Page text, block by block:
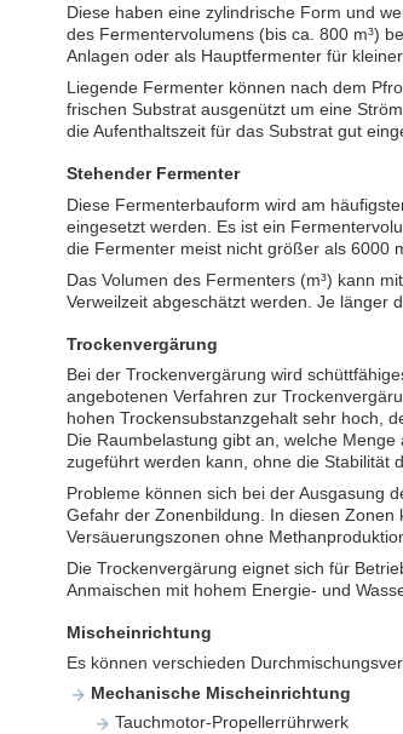
Diese haben eine zylindrische Form und
des Fermentervolumens (bis ca. 800 m³)
Anlagen oder als Hauptfermenter für
Liegende Fermenter können nach dem
frischen Substrat ausgenützt um eine
die Aufenthaltszeit für das Substrat gut
Stehender Fermenter
Diese Fermenterbauform wird am
eingesetzt werden. Es ist ein
die Fermenter meist nicht größer als 6000
Das Volumen des Fermenters (m³) kann
Verweilzeit abgeschätzt werden. Je länger
Trockenvergärung
Bei der Trockenvergärung wird
angebotenen Verfahren zur
hohen Trockensubstanzgehalt sehr hoch,
Die Raumbelastung gibt an, welche
zugeführt werden kann, ohne die Stabilität
Probleme können sich bei der Ausgasung
Gefahr der Zonenbildung. In diesen
Versäuerungszonen ohne
Die Trockenvergärung eignet sich für
Anmaischen mit hohem Energie- und
Mischeinrichtung
Es können verschieden
Mechanische Mischeinrichtung
Tauchmotor-Propellerrührwerk